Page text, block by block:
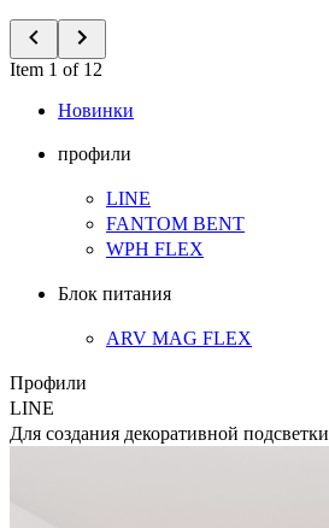
Item 1 of 12
Новинки
профили
LINE
FANTOM BENT
WPH FLEX
Блок питания
ARV MAG FLEX
Профили
LINE
Для создания декоративной подсветки